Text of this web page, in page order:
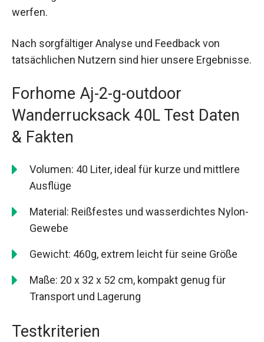
werfen.
Nach sorgfältiger Analyse und Feedback von
tatsächlichen Nutzern sind hier unsere Ergebnisse.
Forhome Aj-2-g-outdoor
Wanderrucksack 40L Test Daten
& Fakten
Volumen: 40 Liter, ideal für kurze und mittlere
Ausflüge
Material: Reißfestes und wasserdichtes Nylon-
Gewebe
Gewicht: 460g, extrem leicht für seine Größe
Maße: 20 x 32 x 52 cm, kompakt genug für
Transport und Lagerung
Testkriterien